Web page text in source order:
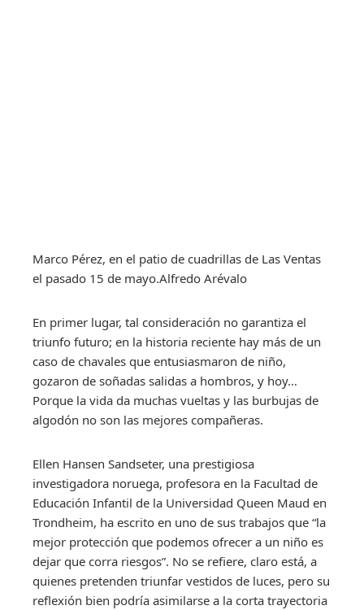
Marco Pérez, en el patio de cuadrillas de Las Ventas
el pasado 15 de mayo.Alfredo Arévalo
En primer lugar, tal consideración no garantiza el
triunfo futuro; en la historia reciente hay más de un
caso de chavales que entusiasmaron de niño,
gozaron de soñadas salidas a hombros, y hoy…
Porque la vida da muchas vueltas y las burbujas de
algodón no son las mejores compañeras.
Ellen Hansen Sandseter, una prestigiosa
investigadora noruega, profesora en la Facultad de
Educación Infantil de la Universidad Queen Maud en
Trondheim, ha escrito en uno de sus trabajos que “la
mejor protección que podemos ofrecer a un niño es
dejar que corra riesgos”. No se refiere, claro está, a
quienes pretenden triunfar vestidos de luces, pero su
reflexión bien podría asimilarse a la corta trayectoria